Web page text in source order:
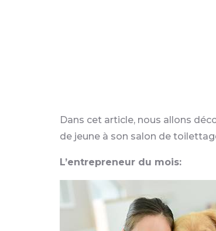
Dans cet article, nous allons
de jeune à son salon de
L’entrepreneur du mois: